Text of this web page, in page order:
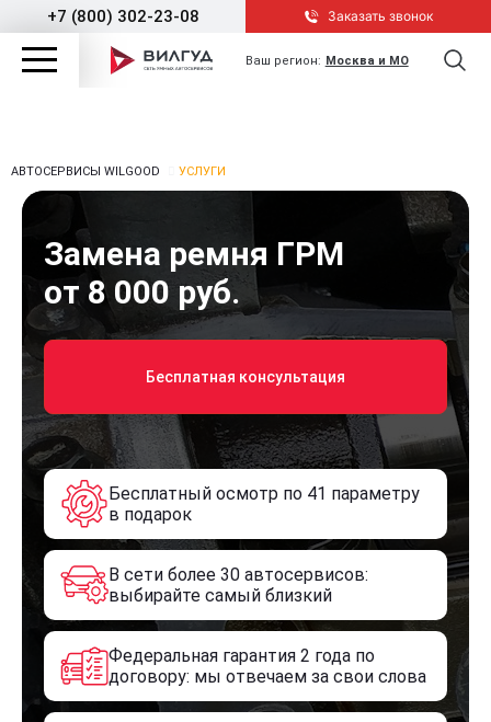
+7 (800) 302-23-08 Заказать звонок
Ваш регион: Москва и МО
АВТОСЕРВИСЫ WILGOOD УСЛУГИ
Замена ремня ГРМ
от 8 000 руб.
Бесплатная консультация
Бесплатный осмотр по 41 параметру
в подарок
В сети более 30 автосервисов:
выбирайте самый близкий
Федеральная гарантия 2 года по
договору: мы отвечаем за свои слова